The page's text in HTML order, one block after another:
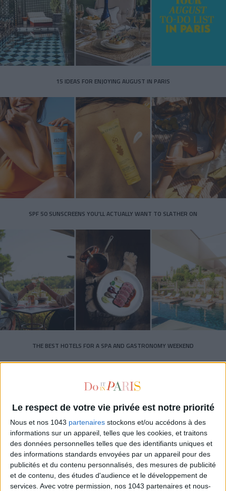
Le respect de votre vie privée est notre priorité
Nous et nos 1043 partenaires stockons et/ou accédons à des
informations sur un appareil, telles que les cookies, et traitons
des données personnelles telles que des identifiants uniques et
des informations standards envoyées par un appareil pour des
publicités et du contenu personnalisés, des mesures de publicité
et de contenu, des études d'audience et le développement de
services. Avec votre permission, nos 1043 partenaires et nous-
15 IDEAS FOR ENJOYING AUGUST IN PARIS
SPF 50 SUNSCREENS YOU'LL ACTUALLY WANT TO SLATHER ON
THE BEST HOTELS FOR A SPA AND GASTRONOMY WEEKEND
THE MOST STYLISH LUGGAGE FOR TRAVELING IN STYLE